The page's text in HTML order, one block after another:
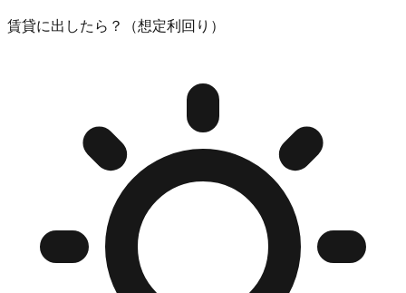
賃貸に出したら？（想定利回り）